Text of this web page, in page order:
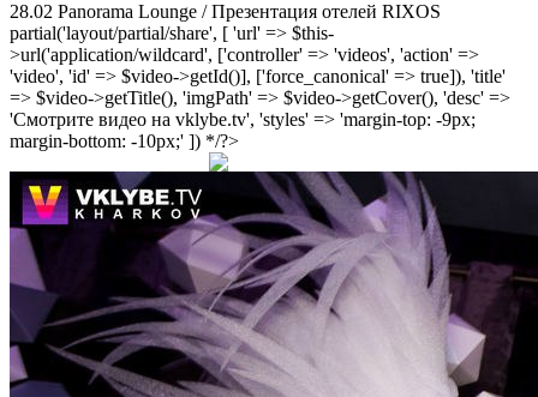
28.02 Panorama Lounge / Презентация отелей RIXOS
partial('layout/partial/share', [ 'url' => $this-
>url('application/wildcard', ['controller' => 'videos', 'action' =>
'video', 'id' => $video->getId()], ['force_canonical' => true]), 'title'
=> $video->getTitle(), 'imgPath' => $video->getCover(), 'desc' =>
'Смотрите видео на vklybe.tv', 'styles' => 'margin-top: -9px;
margin-bottom: -10px;' ]) */?>